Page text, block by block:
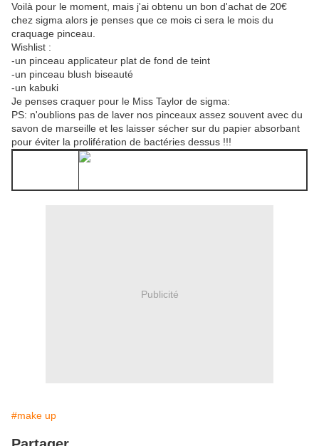
Voilà pour le moment, mais j'ai obtenu un bon d'achat de 20€
chez sigma alors je penses que ce mois ci sera le mois du
craquage pinceau.
Wishlist :
-un pinceau applicateur plat de fond de teint
-un pinceau blush biseauté
-un kabuki
Je penses craquer pour le Miss Taylor de sigma:
PS: n'oublions pas de laver nos pinceaux assez souvent avec du
savon de marseille et les laisser sécher sur du papier absorbant
pour éviter la prolifération de bactéries dessus !!!
Publicité
#make up